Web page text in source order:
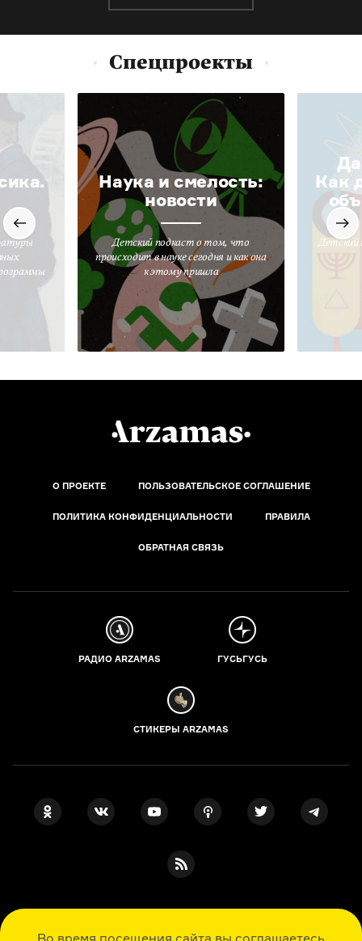
Во время посещения сайта вы соглашаетесь
Спецпроекты
Наука и смелость:
новости
Детский подкаст о том, что
происходит в науке сегодня и как она
к этому пришла
Да
Как
Детский
О ПРОЕКТЕ ПОЛЬЗОВАТЕЛЬСКОЕ СОГЛАШЕНИЕ
ПОЛИТИКА КОНФИДЕНЦИАЛЬНОСТИ ПРАВИЛА
ОБРАТНАЯ СВЯЗЬ
РАДИО ARZAMAS ГУСЬГУСЬ
СТИКЕРЫ ARZAMAS